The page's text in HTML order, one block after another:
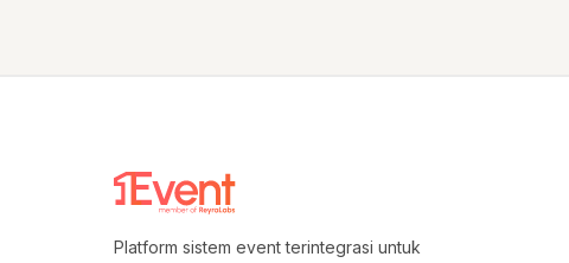
Platform sistem event terintegrasi untuk